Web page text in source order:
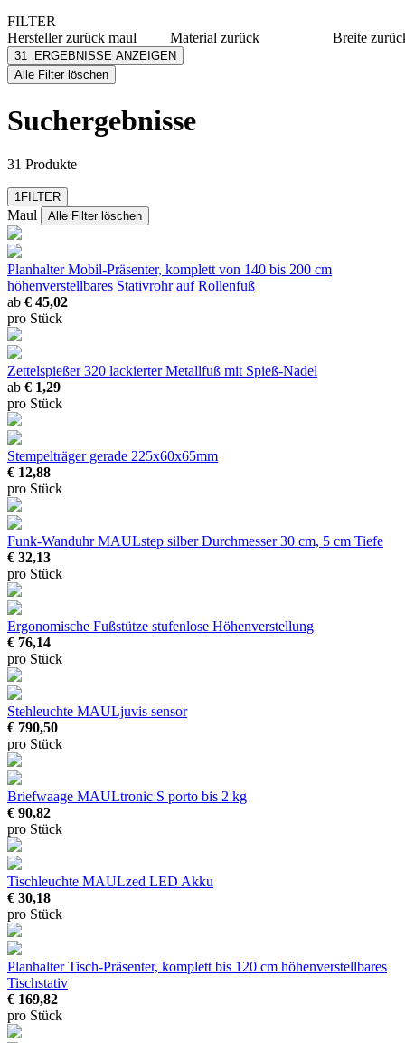
FILTER
Herstellerzurück maul
Maul
[e] one
3M
mehr anzeigen
Material zurück
Metall/Kunststoff
Breite
31
ERGEBNISSE ANZEIGEN
Alle Filter löschen
Suchergebnisse
31 Produkte
1FILTER
Maul Alle Filter löschen
Planhalter Mobil-Präsenter, komplett von 140 bis 200 cm
höhenverstellbares Stativrohr auf Rollenfuß
ab € 45,02
pro Stück
Zettelspießer 320 lackierter Metallfuß mit Spieß-Nadel
ab € 1,29
pro Stück
Stempelträger gerade 225x60x65mm
€ 12,88
pro Stück
Funk-Wanduhr MAULstep silberDurchmesser 30 cm, 5 cm Tiefe
€ 32,13
pro Stück
Ergonomische Fußstütze stufenlose Höhenverstellung
€ 76,14
pro Stück
Stehleuchte MAULjuvis sensor
€ 790,50
pro Stück
Briefwaage MAULtronic S porto bis 2 kg
€ 90,82
pro Stück
Tischleuchte MAULzed LED Akku
€ 30,18
pro Stück
Planhalter Tisch-Präsenter, komplett bis 120 cm höhenverstellbares
Tischstativ
€ 169,82
pro Stück